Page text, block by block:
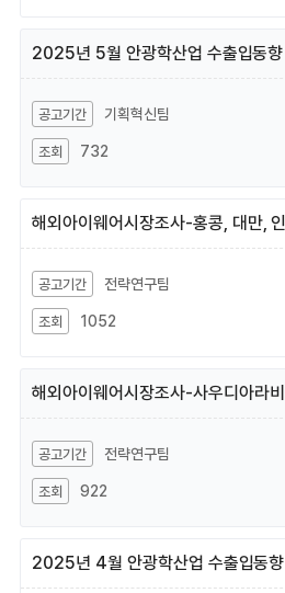
2025년 5월 안광학산업 수출입동향
기획혁신팀
732
전략연구팀
1052
전략연구팀
922
2025년 4월 안광학산업 수출입동향